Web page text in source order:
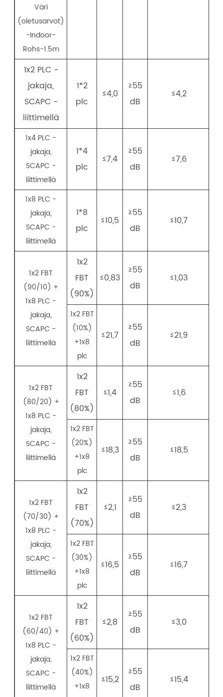
Väri
(oletusarvot)
-Indoor-
Rohs-1.5m
1x2 PLC -
jakaja,
SCAPC -
liittimellä
1*2
plc
≤4,0
≥55
dB
≤4,2
1x4 PLC -
jakaja,
SCAPC -
liittimellä
1*4
plc
≤7,4
≥55
dB
≤7,6
1x8 PLC -
jakaja,
SCAPC -
liittimellä
1*8
plc
≤10,5
≥55
dB
≤10,7
1x2 FBT
(90/10) +
1x8 PLC -
jakaja,
SCAPC -
liittimellä
1x2
FBT
(90%)
≤0,83
≥55
dB
≤1,03
1x2 FBT
(10%)
+1x8
plc
≤21,7
≥55
dB
≤21,9
1x2 FBT
(80/20) +
1x8 PLC -
jakaja,
SCAPC -
liittimellä
1x2
FBT
(80%)
≤1,4
≥55
dB
≤1,6
1x2 FBT
(20%)
+1x8
plc
≤18,3
≥55
dB
≤18,5
1x2 FBT
(70/30) +
1x8 PLC -
jakaja,
SCAPC -
liittimellä
1x2
FBT
(70%)
≤2,1
≥55
dB
≤2,3
1x2 FBT
(30%)
+1x8
plc
≤16,5
≥55
dB
≤16,7
1x2 FBT
(60/40) +
1x8 PLC -
jakaja,
SCAPC -
liittimellä
1x2
FBT
(60%)
≤2,8
≥55
dB
≤3,0
1x2 FBT
(40%)
+1x8
≤15,2
≥55
dB
≤15,4